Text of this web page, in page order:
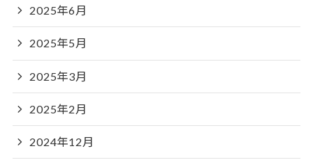
2025年6月
2025年5月
2025年3月
2025年2月
2024年12月